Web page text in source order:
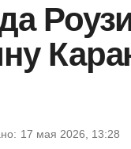
17 мая 2026, 13:28